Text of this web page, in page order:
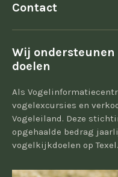
Contact
Wij ondersteunen
doelen
Als
vogelexcursies en
Vogeleiland. Deze
opgehaalde bedrag
vogelkijkdoelen op Texel.